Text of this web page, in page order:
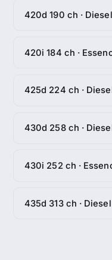
420d 190 ch · Diesel
420i 184 ch ·
425d 224 ch ·
430d 258 ch ·
430i 252 ch ·
435d 313 ch · Diesel